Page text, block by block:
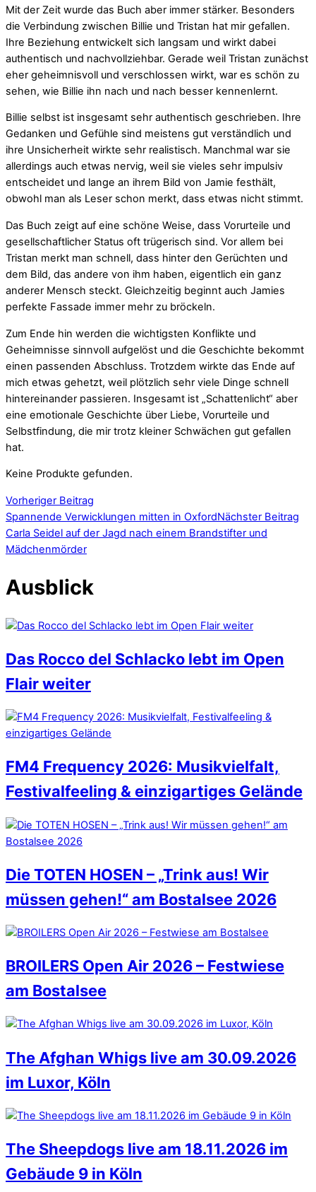
Mit der Zeit wurde das Buch aber immer stärker. Besonders
die Verbindung zwischen Billie und Tristan hat mir gefallen.
Ihre Beziehung entwickelt sich langsam und wirkt dabei
authentisch und nachvollziehbar. Gerade weil Tristan zunächst
eher geheimnisvoll und verschlossen wirkt, war es schön zu
sehen, wie Billie ihn nach und nach besser kennenlernt.
Billie selbst ist insgesamt sehr authentisch geschrieben. Ihre
Gedanken und Gefühle sind meistens gut verständlich und
ihre Unsicherheit wirkte sehr realistisch. Manchmal war sie
allerdings auch etwas nervig, weil sie vieles sehr impulsiv
entscheidet und lange an ihrem Bild von Jamie festhält,
obwohl man als Leser schon merkt, dass etwas nicht stimmt.
Das Buch zeigt auf eine schöne Weise, dass Vorurteile und
gesellschaftlicher Status oft trügerisch sind. Vor allem bei
Tristan merkt man schnell, dass hinter den Gerüchten und
dem Bild, das andere von ihm haben, eigentlich ein ganz
anderer Mensch steckt. Gleichzeitig beginnt auch Jamies
perfekte Fassade immer mehr zu bröckeln.
Zum Ende hin werden die wichtigsten Konflikte und
Geheimnisse sinnvoll aufgelöst und die Geschichte bekommt
einen passenden Abschluss. Trotzdem wirkte das Ende auf
mich etwas gehetzt, weil plötzlich sehr viele Dinge schnell
hintereinander passieren. Insgesamt ist „Schattenlicht“ aber
eine emotionale Geschichte über Liebe, Vorurteile und
Selbstfindung, die mir trotz kleiner Schwächen gut gefallen
hat.
Keine Produkte gefunden.
Vorheriger Beitrag
Spannende Verwicklungen mitten in OxfordNächster Beitrag
Carla Seidel auf der Jagd nach einem Brandstifter und
Mädchenmörder
Ausblick
Das Rocco del Schlacko lebt im Open
Flair weiter
FM4 Frequency 2026: Musikvielfalt,
Festivalfeeling & einzigartiges Gelände
Die TOTEN HOSEN – „Trink aus! Wir
müssen gehen!“ am Bostalsee 2026
BROILERS Open Air 2026 – Festwiese
am Bostalsee
The Afghan Whigs live am 30.09.2026
im Luxor, Köln
The Sheepdogs live am 18.11.2026 im
Gebäude 9 in Köln